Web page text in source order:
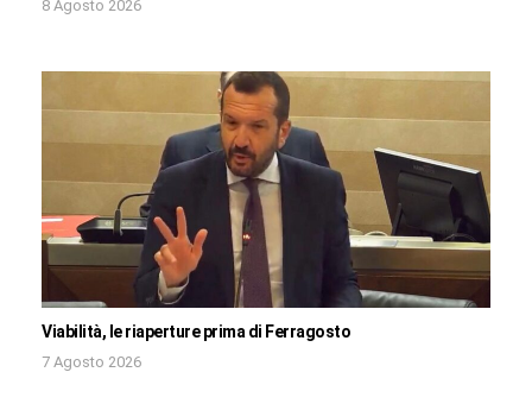
8 Agosto 2026
Viabilità, le riaperture prima di Ferragosto
7 Agosto 2026